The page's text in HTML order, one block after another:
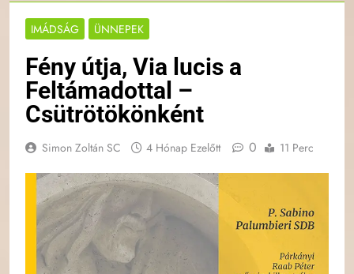
IMÁDSÁG ÜNNEPEK
Fény útja, Via lucis a
Feltámadottal –
Csütrötökönként
Simon Zoltán SC 4 Hónap Ezelőtt 0 11 Perc